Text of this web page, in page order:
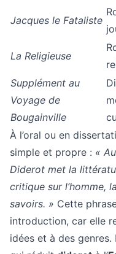
Jacques le Fataliste
La Religieuse
Supplément au
Voyage de
Bougainville
À l’oral ou en
simple et propre : «
Diderot met la
critique sur l’homme,
savoirs. » Cette
introduction, car elle
idées et à des genres.